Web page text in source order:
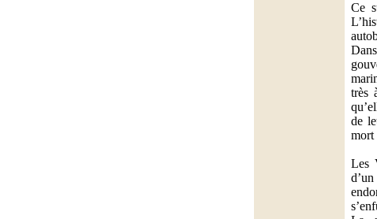
Ce
très
de
mort
Les